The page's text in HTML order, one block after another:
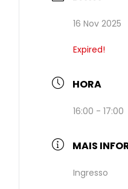
16 Nov 2025
Expired!
HORA
16:00 - 17:00
MAIS
Ingresso